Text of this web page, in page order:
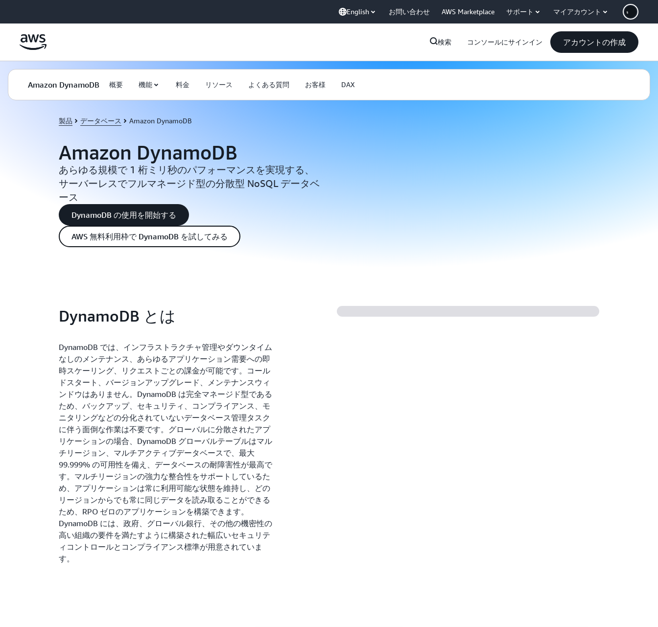
English お問い合わせ AWS Marketplace サポート マイアカウント
検索 コンソールにサインイン アカウントの作成
Amazon DynamoDB 概要 機能 料金 リソース よくある質問 お客様 DAX
製品 データベース Amazon DynamoDB
Amazon DynamoDB
あらゆる規模で 1 桁ミリ秒のパフォーマンスを実現する、
サーバーレスでフルマネージド型の分散型 NoSQL データベ
ース
DynamoDB の使用を開始する
AWS 無料利用枠で DynamoDB を試してみる
DynamoDB とは
DynamoDB では、インフラストラクチャ管理やダウンタイム
なしのメンテナンス、あらゆるアプリケーション需要への即
時スケーリング、リクエストごとの課金が可能です。コール
ドスタート、バージョンアップグレード、メンテナンスウィ
ンドウはありません。DynamoDB は完全マネージド型である
ため、バックアップ、セキュリティ、コンプライアンス、モ
ニタリングなどの分化されていないデータベース管理タスク
に伴う面倒な作業は不要です。グローバルに分散されたアプ
リケーションの場合、DynamoDB グローバルテーブルはマル
チリージョン、マルチアクティブデータベースで、最大
99.999% の可用性を備え、データベースの耐障害性が最高で
す。マルチリージョンの強力な整合性をサポートしているた
め、アプリケーションは常に利用可能な状態を維持し、どの
リージョンからでも常に同じデータを読み取ることができる
ため、RPO ゼロのアプリケーションを構築できます。
DynamoDB には、政府、グローバル銀行、その他の機密性の
高い組織の要件を満たすように構築された幅広いセキュリテ
ィコントロールとコンプライアンス標準が用意されていま
す。